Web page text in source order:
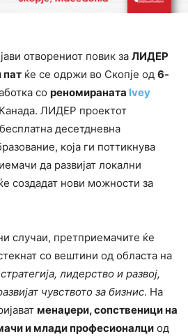
отворениот повик за ЛИДЕР
пат ќе се одржи во Скопје од 6-
со реномираната Ivey
ЛИДЕР проектот
десетдневна
која ги поттикнува
да развијат локални
создадат нови можности за
случаи, претприемачите ќе
со вештини од областа на
лидерство и развој,
чувството за бизнис. На
менаџери, сопственици на
имлади професионалци од